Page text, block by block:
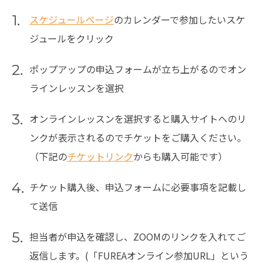
1. スケジュールページのカレンダーで参加したいスケ
ジュールをクリック
2. ポップアップの申込フォームが立ち上がるのでオン
ラインレッスンを選択
3. オンラインレッスンを選択すると購入サイトへのリ
ンクが表示されるのでチケットをご購入ください。
（下記のチケットリンクからも購入可能です）
4. チケット購入後、申込フォームに必要事項を記載し
て送信
5. 担当者が申込を確認し、ZOOMのリンクを入れてご
返信します。(「FUREAオンライン参加URL」という